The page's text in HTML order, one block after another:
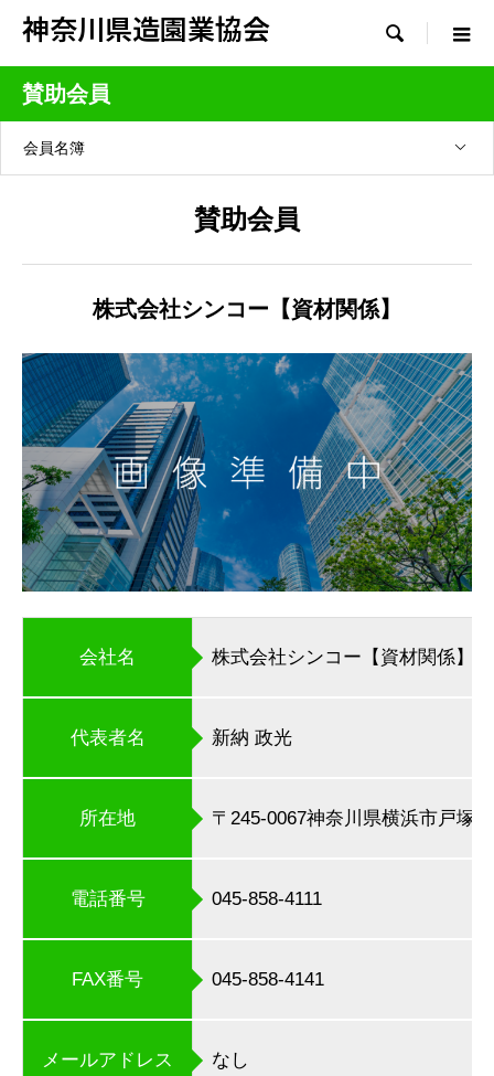
神奈川県造園業協会 
賛助会員
会員名簿
賛助会員
株式会社シンコー【資材関係】
会社名 株式会社シンコー【資材関係】
代表者名 新納 政光
所在地 〒245-0067神奈川県横浜市戸塚
電話番号 045-858-4111
FAX番号 045-858-4141
メールアドレス なし